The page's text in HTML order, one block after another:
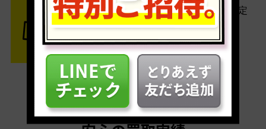
査定結果はメールでお知らせ。査定
結果がOKなら金額をお支払い！